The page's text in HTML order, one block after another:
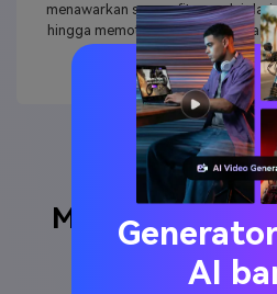
menawarkan semua fitur, mulai
hingga memotong dan
suara, dll.
Anda pada
AI